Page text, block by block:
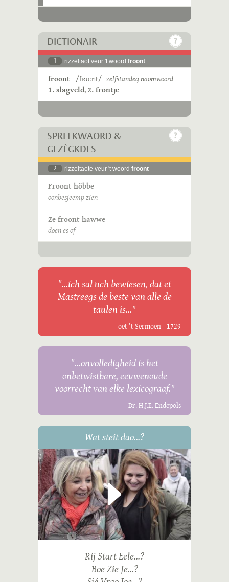
DICTIONAIR
1 rizzeltaot veur 't woord froont
froont /fʀʊːnt/ zelfstandeg naomwoord
1. slagveld,2. frontje
SPREEKWÄÖRD &
GEZÈGKDES
2 rizzeltaote veur 't woord froont
Froont höbbe
oonbesjeemp zien
Ze froont hawwe
doen es of
"...ich sal uch bewiesen, dat et
Mastreegs de beste van alle de
taulen is..."
oet 't Sermoen - 1729
"...onvolledigheid is het
onbetwistbare, eeuwenoude
voorrecht van elke lexicograaf."
Dr. H.J.E. Endepols
Wat steit dao...?
Rij Start Eele...?
Boe Zie Je...?